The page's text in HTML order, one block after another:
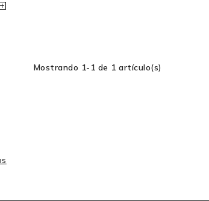
Mostrando 1-1 de 1 artículo(s)